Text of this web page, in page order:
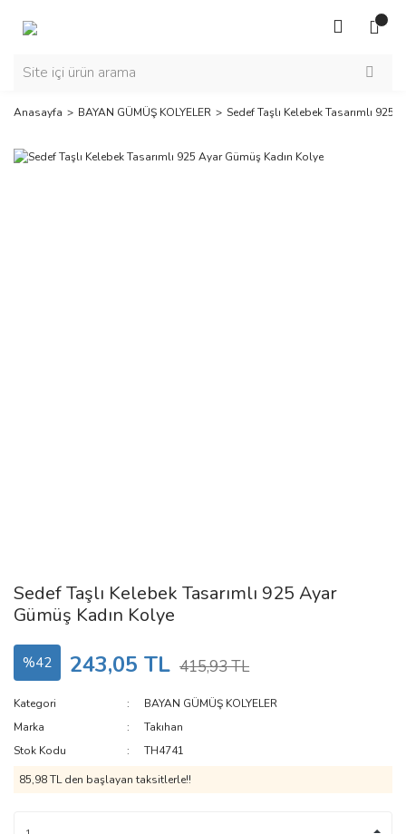
Anasayfa BAYAN GÜMÜŞ KOLYELER Sedef Taşlı Kelebek Tasarımlı 925
Sedef Taşlı Kelebek Tasarımlı 925 Ayar
Gümüş Kadın Kolye
%42 243,05 TL 415,93 TL
Kategori
BAYAN GÜMÜŞ KOLYELER
Marka
Takıhan
Stok Kodu
TH4741
85,98 TL den başlayan taksitlerle!!